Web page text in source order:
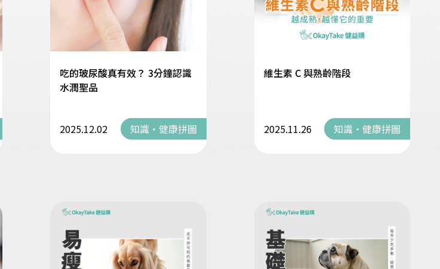
吃的玻尿酸真有效？ 3分鐘認識
水潤聖品
2025.12.02 知識・健康拼圖
維生素 C 與熟齡階段
2025.11.26 知識・健康拼圖